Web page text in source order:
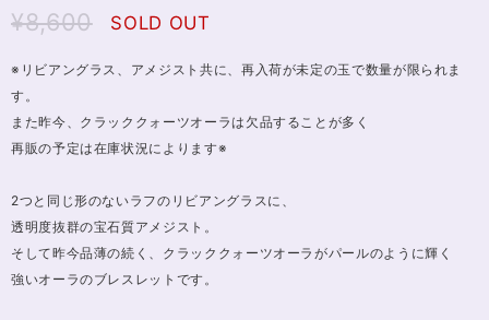
¥8,600 SOLD OUT
※リビアングラス、アメジスト共に、再入荷が未定の玉で数量が限られま
す。
また昨今、クラッククォーツオーラは欠品することが多く
再販の予定は在庫状況によります※
2つと同じ形のないラフのリビアングラスに、
透明度抜群の宝石質アメジスト。
そして昨今品薄の続く、クラッククォーツオーラがパールのように輝く
強いオーラのブレスレットです。